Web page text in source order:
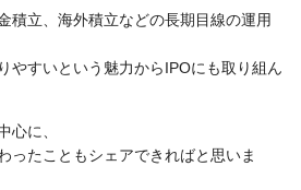
積立、海外積立などの長期目線の運用
やすいという魅力からIPOにも取り組ん
心に、
ったこともシェアできればと思いま